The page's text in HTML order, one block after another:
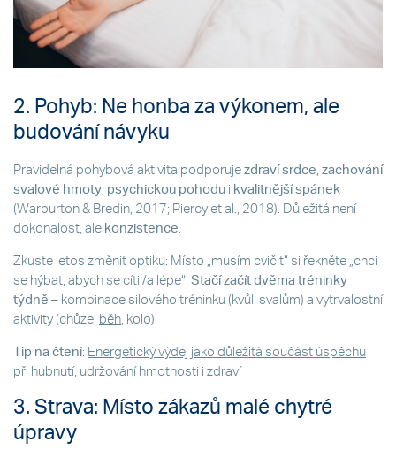
2. Pohyb: Ne honba za výkonem, ale
budování návyku
Pravidelná pohybová aktivita podporuje zdraví srdce zachování
svalové hmoty psychickou pohodu i kvalitnější spánek
(Warburton & Bredin, 2017; Piercy et al., 2018). Důležitá není
dokonalost, ale konzistence
Zkuste letos změnit optiku: Místo „musím cvičit“ si řekněte „chci
se hýbat, abych se cítil/a lépe“. Stačí začít dvěma tréninky
týdně – kombinace silového tréninku (kvůli svalům) a vytrvalostní
aktivity (chůze, běh , kolo).
Tip na čtení: Energetický výdej jako důležitá součást úspěchu
při hubnutí, udržování hmotnosti i zdraví
3. Strava: Místo zákazů malé chytré
úpravy